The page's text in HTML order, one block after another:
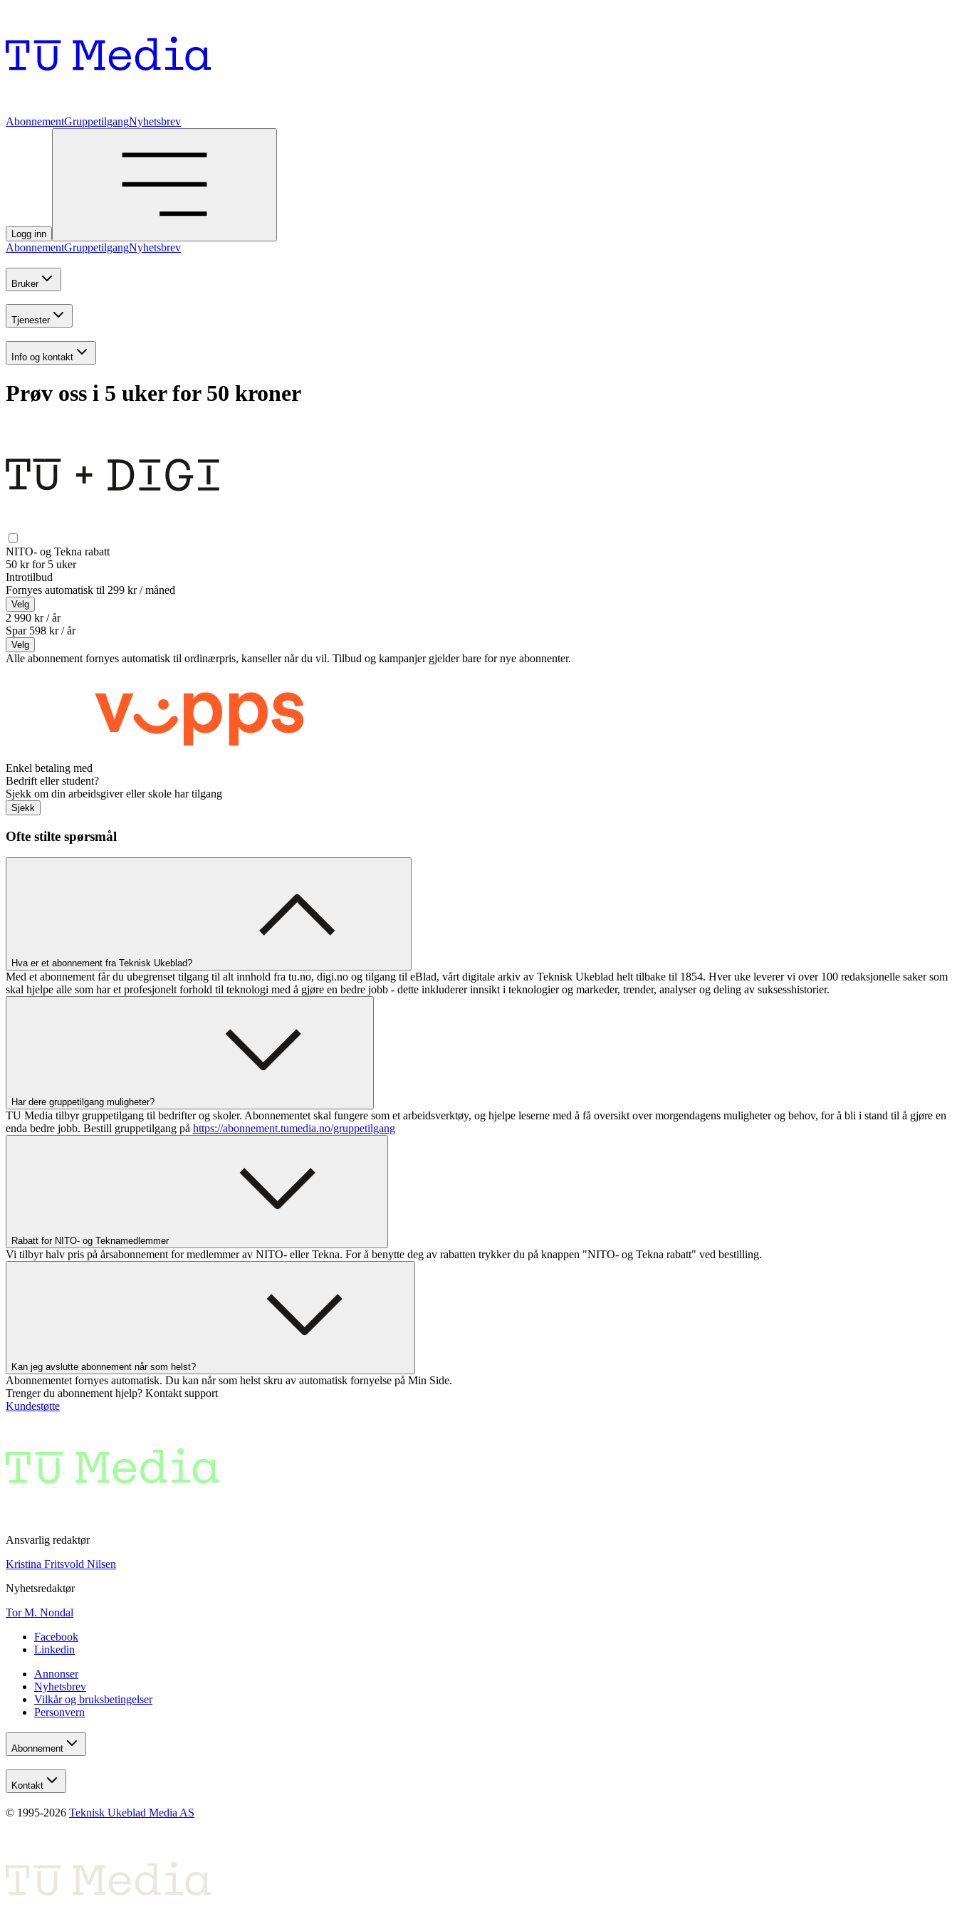
AbonnementGruppetilgangNyhetsbrev
Logg inn
AbonnementGruppetilgangNyhetsbrev
Bruker
Tjenester
Info og kontakt
Prøv oss i 5 uker for 50 kroner
NITO- og Tekna rabatt
50 kr for 5 uker
Introtilbud
Fornyes automatisk til 299 kr / måned
Velg
2 990 kr / år
Spar 598 kr /år
Velg
Alle abonnement fornyes automatisk til ordinærpris, kanseller når du vil. Tilbud og kampanjer gjelder bare for nye abonnenter.
Enkel betaling med
Bedrift eller student?
Sjekk om din arbeidsgiver eller skole har tilgang
Sjekk
Ofte stilte spørsmål
Hva er et abonnement fra Teknisk Ukeblad?
Med et abonnement får du ubegrenset tilgang til alt innhold fra tu.no, digi.no og tilgang til eBlad, vårt digitale arkiv av Teknisk Ukeblad helt tilbake til 1854. Hver uke leverer vi over 100 redaksjonelle saker som
skal hjelpe alle som har et profesjonelt forhold til teknologi med å gjøre en bedre jobb - dette inkluderer innsikt i teknologier og markeder, trender, analyser og deling av suksesshistorier.
Har dere gruppetilgang muligheter?
TU Media tilbyr gruppetilgang til bedrifter og skoler. Abonnementet skal fungere som et arbeidsverktøy, og hjelpe leserne med å få oversikt over morgendagens muligheter og behov, for å bli i stand til å gjøre en
enda bedre jobb. Bestill gruppetilgang på https://abonnement.tumedia.no/gruppetilgang
Rabatt for NITO- og Teknamedlemmer
Vi tilbyr halv pris på årsabonnement for medlemmer av NITO- eller Tekna. For å benytte deg av rabatten trykker du på knappen "NITO- og Tekna rabatt" ved bestilling.
Kan jeg avslutte abonnement når som helst?
Abonnementet fornyes automatisk. Du kan når som helst skru av automatisk fornyelse på Min Side.
Trenger du abonnement hjelp? Kontakt support
Kundestøtte
Ansvarlig redaktør
Kristina Fritsvold Nilsen
Nyhetsredaktør
Tor M. Nondal
Facebook
Linkedin
Annonser
Nyhetsbrev
Vilkår og bruksbetingelser
Personvern
Abonnement
Kontakt
© 1995-2026 Teknisk Ukeblad Media AS